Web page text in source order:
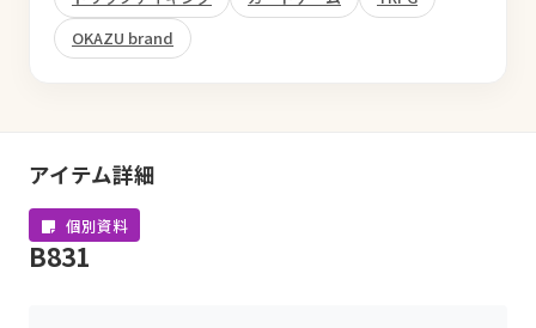
OKAZU brand
アイテム詳細
個別資料
B831